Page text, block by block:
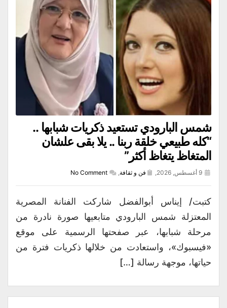
شمس البارودي تستعيد ذكريات شبابها ..
“كله طبيعي خلقة ربنا .. يلا بقى علشان
المتغاظ يتغاظ أكثر”
فن و ثقافة No Comment
كتبت/ إيناس أبوالفضل شاركت الفنانة المصرية
المعتزلة شمس البارودي متابعيها صورة نادرة من
مرحلة شبابها، عبر صفحتها الرسمية على موقع
«فيسبوك»، واستعادت من خلالها ذكريات فترة من
حياتها، موجهة رسالة […]